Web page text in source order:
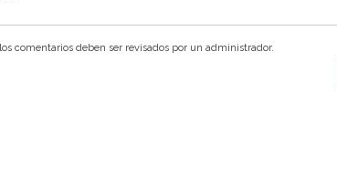
comentarios deben ser revisados por un administrador.